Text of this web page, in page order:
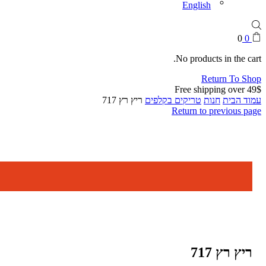
English
0
0
No products in the cart.
Return To Shop
Free shipping over 49$
עמוד הבית חנות טריקים בקלפים ריץ רץ 717
Return to previous page
ריץ רץ 717